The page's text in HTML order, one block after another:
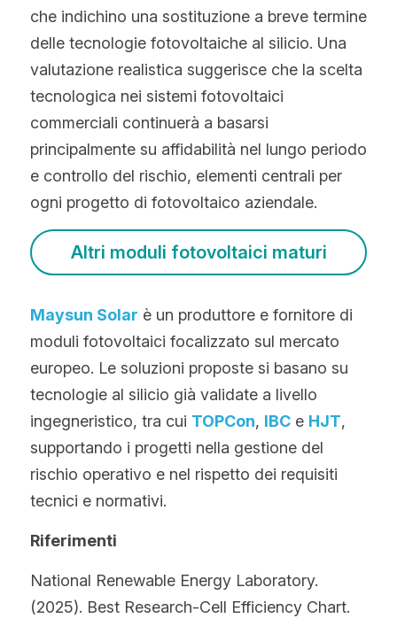
che indichino una sostituzione a breve termine
delle tecnologie fotovoltaiche al silicio. Una
valutazione realistica suggerisce che la scelta
tecnologica nei sistemi fotovoltaici
commerciali continuerà a basarsi
principalmente su affidabilità nel lungo periodo
e controllo del rischio, elementi centrali per
ogni progetto di fotovoltaico aziendale.
Altri moduli fotovoltaici maturi
Maysun Solar è un produttore e fornitore di
moduli fotovoltaici focalizzato sul mercato
europeo. Le soluzioni proposte si basano su
tecnologie al silicio già validate a livello
ingegneristico, tra cui TOPCon, IBC e HJT,
supportando i progetti nella gestione del
rischio operativo e nel rispetto dei requisiti
tecnici e normativi.
Riferimenti
National Renewable Energy Laboratory.
(2025). Best Research-Cell Efficiency Chart.